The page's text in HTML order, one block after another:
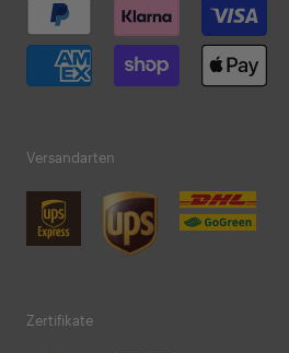
Versandarten
Zertifikate